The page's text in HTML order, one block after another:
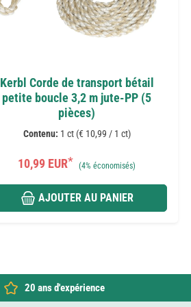
Kerbl Corde de transport bétail
petite boucle 3,2 m jute-PP (5
pièces)
Contenu: 1 ct (€ 10,99 / 1 ct)
10,99 EUR* (4% économisés)
AJOUTER AU PANIER
20 ans d'expérience